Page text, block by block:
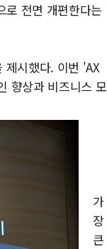
로 전면 개편한다는
제시했다. 이번 'AX
향상과 비즈니스 모
가
장
큰